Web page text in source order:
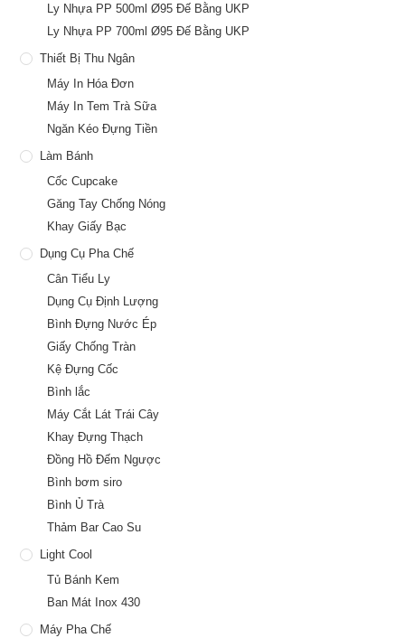
Ly Nhựa PP 500ml Ø95 Đế Bằng UKP
Ly Nhựa PP 700ml Ø95 Đế Bằng UKP
Thiết Bị Thu Ngân
Máy In Hóa Đơn
Máy In Tem Trà Sữa
Ngăn Kéo Đựng Tiền
Làm Bánh
Cốc Cupcake
Găng Tay Chống Nóng
Khay Giấy Bạc
Dụng Cụ Pha Chế
Cân Tiểu Ly
Dụng Cụ Định Lượng
Bình Đựng Nước Ép
Giấy Chống Tràn
Kệ Đựng Cốc
Bình lắc
Máy Cắt Lát Trái Cây
Khay Đựng Thạch
Đồng Hồ Đếm Ngược
Bình bơm siro
Bình Ủ Trà
Thảm Bar Cao Su
Light Cool
Tủ Bánh Kem
Ban Mát Inox 430
Máy Pha Chế